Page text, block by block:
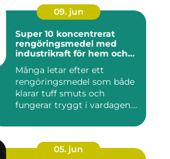
09. jun
Super 10 koncentrerat
rengöringsmedel med
industrikraft för hem och
Många letar efter ett
rengöringsmedel som både
klarar tuff smuts och
fungerar tryggt i vardagen.
05. jun